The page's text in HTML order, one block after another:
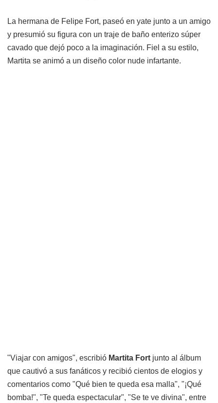
La hermana de Felipe Fort, paseó en yate junto a un amigo
y presumió su figura con un traje de baño enterizo súper
cavado que dejó poco a la imaginación. Fiel a su estilo,
Martita se animó a un diseño color nude infartante.
"Viajar con amigos", escribió Martita Fort junto al álbum
que cautivó a sus fanáticos y recibió cientos de elogios y
comentarios como "Qué bien te queda esa malla", "¡Qué
bomba!", "Te queda espectacular", "Se te ve divina", entre